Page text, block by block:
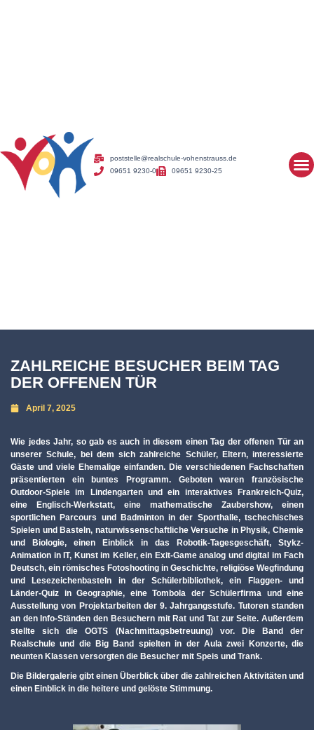
poststelle@realschule-vohenstrauss.de
09651 9230-0
09651 9230-25
ZAHLREICHE BESUCHER BEIM TAG
DER OFFENEN TÜR
April 7, 2025
Wie jedes Jahr, so gab es auch in diesem einen Tag der offenen Tür an
unserer Schule, bei dem sich zahlreiche Schüler, Eltern, interessierte
Gäste und viele Ehemalige einfanden. Die verschiedenen Fachschaften
präsentierten ein buntes Programm. Geboten waren französische
Outdoor-Spiele im Lindengarten und ein interaktives Frankreich-Quiz,
eine Englisch-Werkstatt, eine mathematische Zaubershow, einen
sportlichen Parcours und Badminton in der Sporthalle, tschechisches
Spielen und Basteln, naturwissenschaftliche Versuche in Physik, Chemie
und Biologie, einen Einblick in das Robotik-Tagesgeschäft, Stykz-
Animation in IT, Kunst im Keller, ein Exit-Game analog und digital im Fach
Deutsch, ein römisches Fotoshooting in Geschichte, religiöse Wegfindung
und Lesezeichenbasteln in der Schülerbibliothek, ein Flaggen- und
Länder-Quiz in Geographie, eine Tombola der Schülerfirma und eine
Ausstellung von Projektarbeiten der 9. Jahrgangsstufe. Tutoren standen
an den Info-Ständen den Besuchern mit Rat und Tat zur Seite. Außerdem
stellte sich die OGTS (Nachmittagsbetreuung) vor. Die Band der
Realschule und die Big Band spielten in der Aula zwei Konzerte, die
neunten Klassen versorgten die Besucher mit Speis und Trank.
Die Bildergalerie gibt einen Überblick über die zahlreichen Aktivitäten und
einen Einblick in die heitere und gelöste Stimmung.